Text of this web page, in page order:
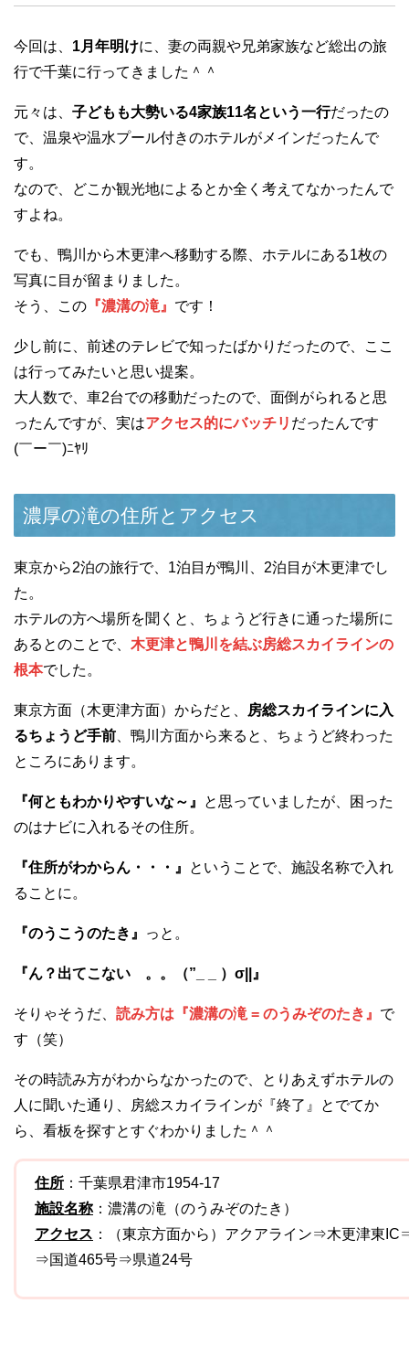
今回は、 1月年明けに、妻の両親や兄弟家族など総出の旅
行で千葉に行ってきました＾＾
元々は、 子どもも大勢いる4家族11名という一行だったの
で、温泉や温水プール付きのホテルがメインだったんで
す。
なので、どこか観光地によるとか全く考えてなかったんで
すよね。
でも、鴨川から木更津へ移動する際、ホテルにある1枚の
写真に目が留まりました。
そう、この 『濃溝の滝』 です！
少し前に、前述のテレビで知ったばかりだったので、ここ
は行ってみたいと思い提案。
大人数で、車2台での移動だったので、面倒がられると思
ったんですが、実はアクセス的にバッチリ だったんです
(￣ー￣)ﾆﾔﾘ
濃厚の滝の住所とアクセス
東京から2泊の旅行で、1泊目が鴨川、2泊目が木更津でし
た。
ホテルの方へ場所を聞くと、ちょうど行きに通った場所に
あるとのことで、 木更津と鴨川を結ぶ房総スカイラインの
根本でした。
東京方面（木更津方面）からだと、
房総スカイラインに入
るちょうど手前 、鴨川方面から来ると、ちょうど終わった
ところにあります。
『何ともわかりやすいな～』
と思っていましたが、困った
のはナビに入れるその住所。
『住所がわからん・・・』
ということで、施設名称で入れ
ることに。
『のうこうのたき』 っと。
『ん？出てこない 。。（”_ _ ）σ||』
そりゃそうだ、 読み方は『濃溝の滝 = のうみぞのたき』 で
す（笑）
その時読み方がわからなかったので、とりあえずホテルの
人に聞いた通り、房総スカイラインが『終了』とでてか
ら、看板を探すとすぐわかりました＾＾
住所 ：千葉県君津市1954-17
施設名称：濃溝の滝（のうみぞのたき）
アクセス ：（東京方面から）アクアライン⇒木更津東
⇒国道465号⇒県道24号